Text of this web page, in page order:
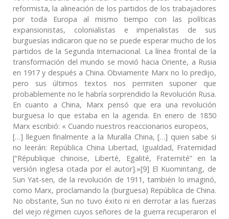
reformista, la alineación de los partidos de los trabajadores
por toda Europa al mismo tiempo con las políticas
expansionistas, colonialistas e imperialistas de sus
burguesías indicaron que no se puede esperar mucho de los
partidos de la Segunda Internacional. La línea frontal de la
transformación del mundo se movió hacia Oriente, a Rusia
en 1917 y después a China. Obviamente Marx no lo predijo,
pero sus últimos textos nos permiten suponer que
probablemente no le habría sorprendido la Revolución Rusa.
En cuanto a China, Marx pensó que era una revolución
burguesa lo que estaba en la agenda. En enero de 1850
Marx escribió: « Cuando nuestros reaccionarios europeos,
[…] lleguen finalmente a la Muralla China, […] quien sabe si
no leerán: República China Libertad, Igualdad, Fraternidad
[“République chinoise, Liberté, Egalité, Fraternité” en la
versión inglesa citada por el autor].»[9] El Kuomintang, de
Sun Yat-sen, de la revolución de 1911, también lo imaginó,
como Marx, proclamando la (burguesa) República de China.
No obstante, Sun no tuvo éxito ni en derrotar a las fuerzas
del viejo régimen cuyos señores de la guerra recuperaron el